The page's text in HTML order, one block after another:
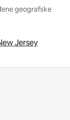
geografske
Jersey